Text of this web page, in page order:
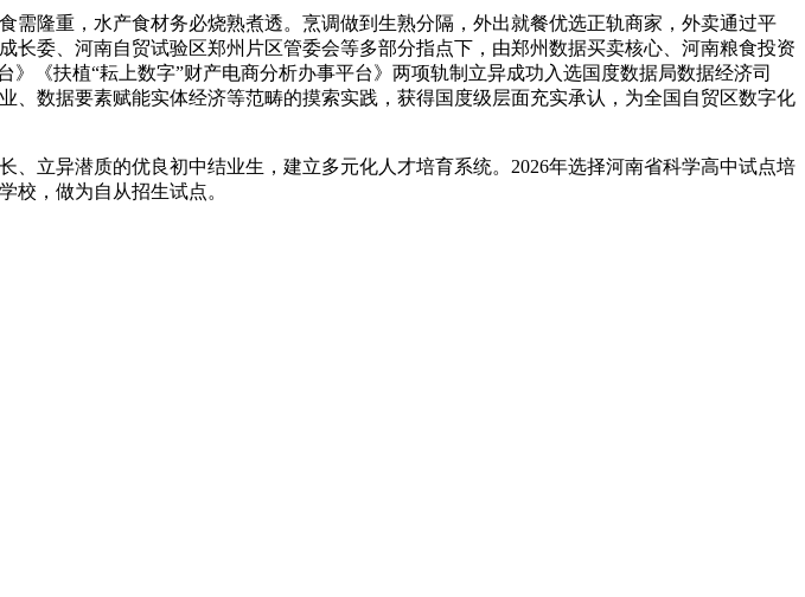
隆重，水产食材务必烧熟煮透。烹调做到生熟分隔，外出就餐优选正轨商家，外卖通过平
委、河南自贸试验区郑州片区管委会等多部分指点下，由郑州数据买卖核心、河南粮食投资
《扶植“耘上数字”财产电商分析办事平台》两项轨制立异成功入选国度数据局数据经济司
数据要素赋能实体经济等范畴的摸索实践，获得国度级层面充实承认，为全国自贸区数字化
立异潜质的优良初中结业生，建立多元化人才培育系统。2026年选择河南省科学高中试点培
校，做为自从招生试点。